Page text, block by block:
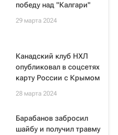
победу над "Калгари"
29 марта 2024
Канадский клуб НХЛ
опубликовал в соцсетях
карту России с Крымом
28 марта 2024
Барабанов забросил
шайбу и получил травму